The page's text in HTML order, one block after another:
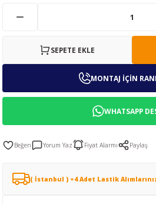
SEPETE EKLE
MONTAJ İÇİN
WHATSAPP
Yorum Yaz Fiyat Alarmı Paylaş
( İstanbul ) +4 Adet Lastik